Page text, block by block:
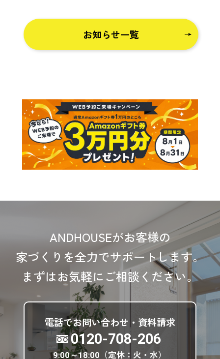
お知らせ一覧
ANDHOUSEがお客様の
家づくりを全力でサポートします。
まずはお気軽にご相談ください。
電話でお問い合わせ・資料請求
0120-708-206
9:00～18:00 （定休：火・水）